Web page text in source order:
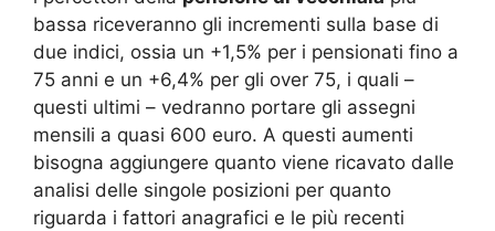
bassa riceveranno gli incrementi sulla base di
due indici, ossia un +1,5% per i pensionati fino a
75 anni e un +6,4% per gli over 75, i quali –
questi ultimi – vedranno portare gli assegni
mensili a quasi 600 euro. A questi aumenti
bisogna aggiungere quanto viene ricavato dalle
analisi delle singole posizioni per quanto
riguarda i fattori anagrafici e le più recenti